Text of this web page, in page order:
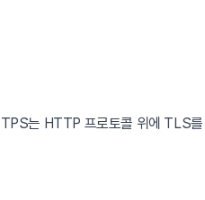
는 HTTP 프로토콜 위에 TLS를